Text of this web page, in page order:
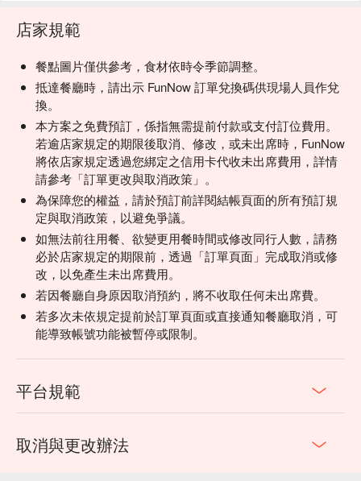
店家規範
餐點圖片僅供參考，食材依時令季節調整。
抵達餐廳時，請出示 FunNow 訂單兌換碼供現場人員作兌
換。
本方案之免費預訂，係指無需提前付款或支付訂位費用。
若逾店家規定的期限後取消、修改，或未出席時，FunNow
將依店家規定透過您綁定之信用卡代收未出席費用，詳情
請參考「訂單更改與取消政策」。
為保障您的權益，請於預訂前詳閱結帳頁面的所有預訂規
定與取消政策，以避免爭議。
如無法前往用餐、欲變更用餐時間或修改同行人數，請務
必於店家規定的期限前，透過「訂單頁面」完成取消或修
改，以免產生未出席費用。
若因餐廳自身原因取消預約，將不收取任何未出席費。
若多次未依規定提前於訂單頁面或直接通知餐廳取消，可
能導致帳號功能被暫停或限制。
平台規範
取消與更改辦法